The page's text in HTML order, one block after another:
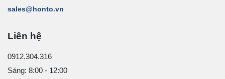
sales@honto.vn
Liên hệ
0912.304.316
Sáng: 8:00 - 12:00